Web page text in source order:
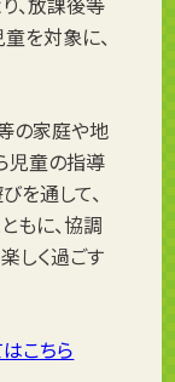
を対象に、
の家庭や地
児童の指導
を通して、
もに、協調
しく過ごす
こちら